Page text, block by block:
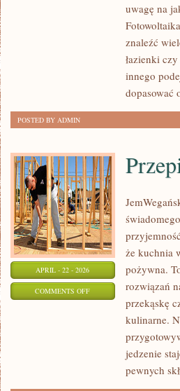
uwagę na
znaleźć
łazienki
innego
dopasować
POSTED BY ADMIN
APRIL - 22 - 2026
COMMENTS OFFON
WEGETARIAŃSKIE
że kuchnia
pożywna.
rozwiązań
przekąskę
kulinarne.
jedzenie
pewnych